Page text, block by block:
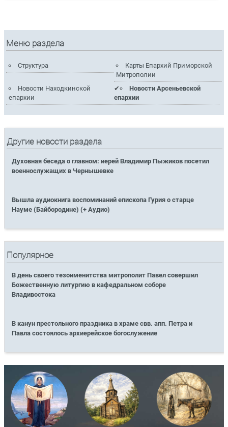
Меню раздела
Структура
Карты Епархий Приморской
Митрополии
Новости Находкинской
епархии
Новости Арсеньевской
епархии
Другие новости раздела
Духовная беседа о главном: иерей Владимир Пыжиков посетил
военнослужащих в Чернышевке
Вышла аудиокнига воспоминаний епископа Гурия о старце
Науме (Байбородине) (+ Аудио)
Популярное
В день своего тезоименитства митрополит Павел совершил
Божественную литургию в кафедральном соборе
Владивостока
В канун престольного праздника в храме свв. апп. Петра и
Павла состоялось архиерейское богослужение